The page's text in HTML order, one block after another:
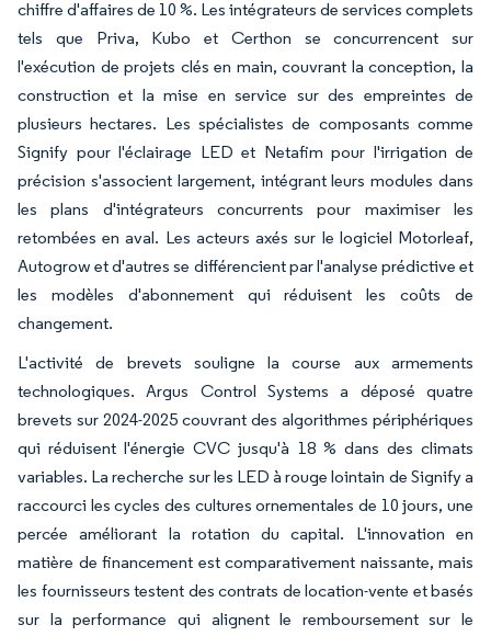
chiffre d'affaires de 10 %. Les intégrateurs de services complets
tels que Priva, Kubo et Certhon se concurrencent sur
l'exécution de projets clés en main, couvrant la conception, la
construction et la mise en service sur des empreintes de
plusieurs hectares. Les spécialistes de composants comme
Signify pour l'éclairage LED et Netafim pour l'irrigation de
précision s'associent largement, intégrant leurs modules dans
les plans d'intégrateurs concurrents pour maximiser les
retombées en aval. Les acteurs axés sur le logiciel Motorleaf,
Autogrow et d'autres se différencient par l'analyse prédictive et
les modèles d'abonnement qui réduisent les coûts de
changement.
L'activité de brevets souligne la course aux armements
technologiques. Argus Control Systems a déposé quatre
brevets sur 2024-2025 couvrant des algorithmes périphériques
qui réduisent l'énergie CVC jusqu'à 18 % dans des climats
variables. La recherche sur les LED à rouge lointain de Signify a
raccourci les cycles des cultures ornementales de 10 jours, une
percée améliorant la rotation du capital. L'innovation en
matière de financement est comparativement naissante, mais
les fournisseurs testent des contrats de location-vente et basés
sur la performance qui alignent le remboursement sur le